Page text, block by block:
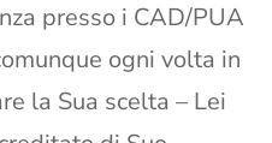
presso i CAD/PUA
ogni volta in
la Sua scelta – Lei